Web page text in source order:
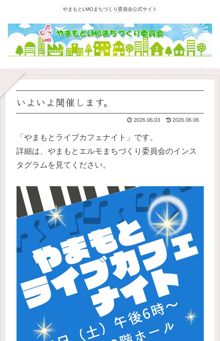
やまもとLMOまちづくり委員会公式サイト
いよいよ開催します。
2026.06.03 2026.06.06
「やまもとライブカフェナイト」です。
詳細は、やまもとエルモまちづくり委員会のインス
タグラムを見てください。